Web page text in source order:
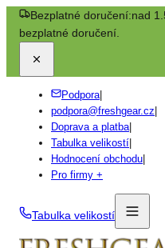
Bezplatné doručení:nad
bezplatné doručení.
Podpora|
podpora@freshgear.cz
Doprava a platba|
Tabulka velikostí
Hodnocení obchodu
Pro firmy +
Tabulka velikostí